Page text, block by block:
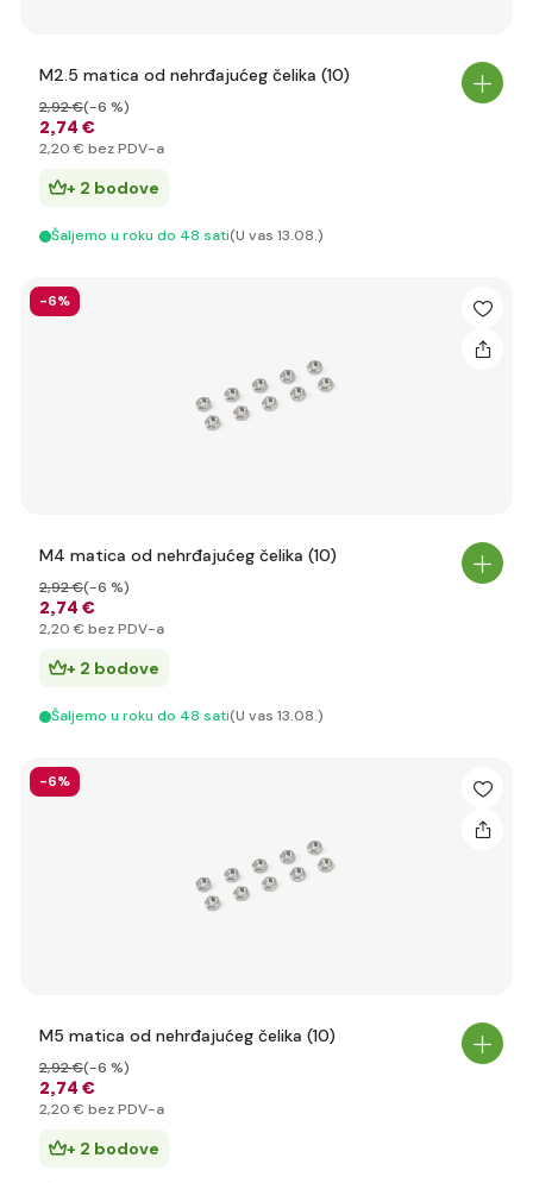
M2.5 matica od nehrđajućeg čelika (10)
2,74 €
2,92 €(-6 %)
2,20 € bez PDV-a
+ 2 bodove
Šaljemo u roku do 48 sati(U vas 13.08.)
-6%
M4 matica od nehrđajućeg čelika (10)
2,74 €
2,92 €(-6 %)
2,20 € bez PDV-a
+ 2 bodove
Šaljemo u roku do 48 sati(U vas 13.08.)
-6%
M5 matica od nehrđajućeg čelika (10)
2,74 €
2,92 €(-6 %)
2,20 € bez PDV-a
+ 2 bodove